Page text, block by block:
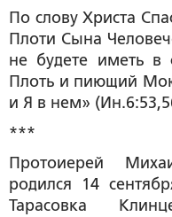
По слову Христа
Плоти Сына
не будете иметь
Плоть и пиющий
и Я в нем»
***
Протоиерей
родился 14
Тарасовка